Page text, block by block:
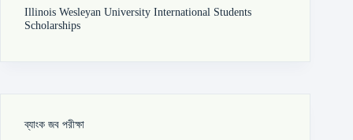
Illinois Wesleyan University International Students
Scholarships
ব্যাংক জব পরীক্ষা